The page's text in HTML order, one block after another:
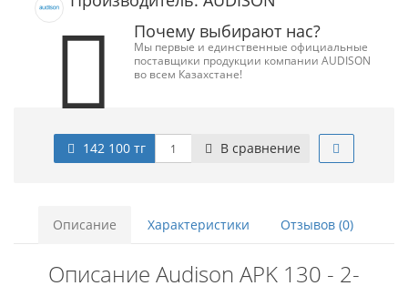
Почему выбирают нас?
Мы первые и единственные официальные
поставщики продукции компании AUDISON
во всем Казахстане!
142 100 тг В сравнение
Описание Характеристики Отзывов (0)
Описание Audison APK 130 - 2-